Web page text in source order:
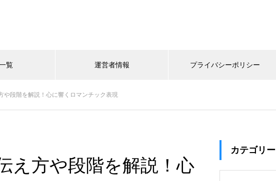
覧 運営者情報 プライバシーポリシー
や段階を解説！心に響くロマンチック表現
え方や段階を解説！心
カテゴリー